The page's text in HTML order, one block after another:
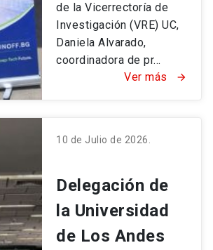
de la Vicerrectoría de
Investigación (VRE) UC,
Daniela Alvarado,
coordinadora de pr...
Ver más
arrow_forward
10 de Julio de 2026.
Delegación de
la Universidad
de Los Andes